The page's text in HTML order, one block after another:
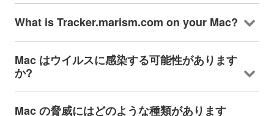
What is Tracker.marism.com on your Mac?
Mac はウイルスに感染する可能性があります
か?
Mac の脅威にはどのような種類があります